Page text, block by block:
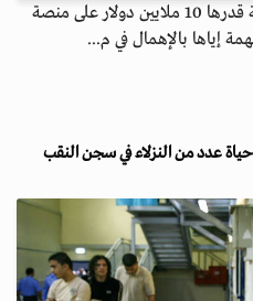
فرضت فنزويلا، الاثنين، غرامة مالية قدرها 10 ملايين دولار على منصة
إياها بالإهمال في م...
عدد من النزلاء في سجن النقب